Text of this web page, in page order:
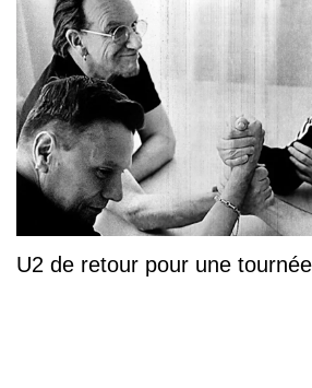
U2 de retour pour une